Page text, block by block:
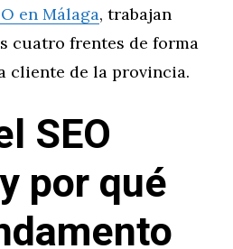
en Málaga, trabajan
cuatro frentes de forma
cliente de la provincia.
SEO
por qué